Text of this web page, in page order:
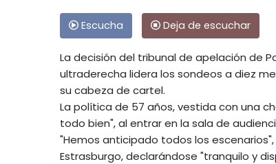
Escucha Deja de escuchar
La decisión del tribunal de apelación de
ultraderecha lidera los sondeos a diez
su cabeza de cartel.
La política de 57 años, vestida con una
todo bien", al entrar en la sala de
"Hemos anticipado todos los
Estrasburgo, declarándose "tranquilo y